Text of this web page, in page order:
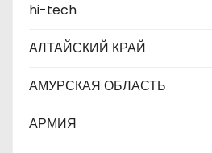
п
и
с
я
hi-tech
АЛТАЙСКИЙ КРАЙ
АМУРСКАЯ ОБЛАСТЬ
АРМИЯ